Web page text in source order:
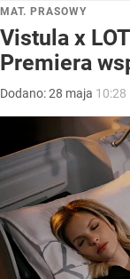
MAT. PRASOWY
Vistula x
Premiera
Dodano:28 maja 10:28